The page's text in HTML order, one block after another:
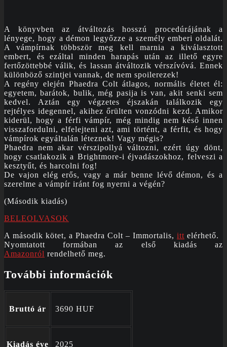
A könyvben az átváltozás hosszú procedúrájának a
lényege, hogy a démon legyőzze a személy emberi oldalát.
A vámpírnak többször meg kell marnia a kiválasztott
embert, és ezáltal minden harapás után az illető egyre
fertőzöttebbé válik, és lassan átváltozik vérszívóvá. Ennek
különböző szintjei vannak, de nem spoilerezek!
A regény elején Phaedra Colt átlagos, normális életet él:
egyetem, barátok, bulik, még pasija is van, akit senki sem
kedvel. Aztán egy végzetes éjszakán találkozik egy
rejtélyes idegennel, akihez őrülten vonzódni kezd. Amikor
kiderül, hogy a férfi vámpír, még mindig nem késő innen
visszafordulni, elfelejteni azt, ami történt, a férfit, és hogy
vámpírok egyáltalán léteznek! Vagy mégis?
Phaedra nem akar vérszipollyá változni, ezért úgy dönt,
hogy csatlakozik a Brightmore-i éjvadászokhoz, felveszi a
kesztyűt, és harcolni fog!
De vajon elég erős, vagy a már benne lévő démon, és a
szerelme a vámpír iránt fog nyerni a végén?
(Második kiadás)
BELEOLVASOK
A második kötet, a Phaedra Colt – Immortalis, itt elérhető.
Nyomtatott formában az első kiadás az
Amazonról rendelhető meg.
További információk
Bruttó ár 3690 HUF
Kiadás éve 2025